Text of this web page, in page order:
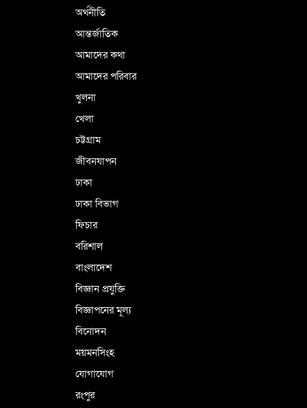
অর্থনীতি
আন্তর্জাতিক
আমাদের কথা
আমাদের পরিবার
খুলনা
খেলা
চট্টগ্রাম
জীবনযাপন
ঢাকা
ঢাকা বিভাগ
ফিচার
বরিশাল
বাংলাদেশ
বিজ্ঞান প্রযুক্তি
বিজ্ঞাপনের মূল্য
বিনোদন
ময়মনসিংহ
যোগাযোগ
রংপুর